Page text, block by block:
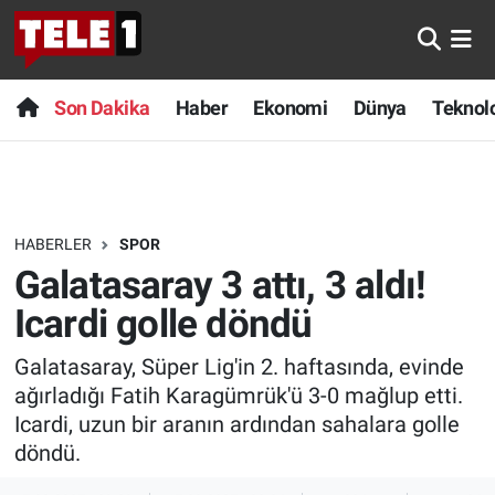
Son Dakika Haber Ekonomi Dünya
HABERLER SPOR
Galatasaray 3 attı, 3 aldı!
Icardi golle döndü
Galatasaray, Süper Lig'in 2. haftasında, evinde
ağırladığı Fatih Karagümrük'ü 3-0 mağlup etti.
Icardi, uzun bir aranın ardından sahalara golle
döndü.
Anında Manşet
Başka Sohbetler
Bilim turu
Bilim ve Teknoloji Evreni
Doğa Konuşuyor
Dünya
Son Dakika
Haber
Dünya
Teknoloji
Sağlık
Spor
Nöbetçi Eczaneler
Hava Durumu
Trafik Durumu
Süper Lig Puan Durumu ve Fikstür
Tüm Manşetler
Son Dakika Haberleri